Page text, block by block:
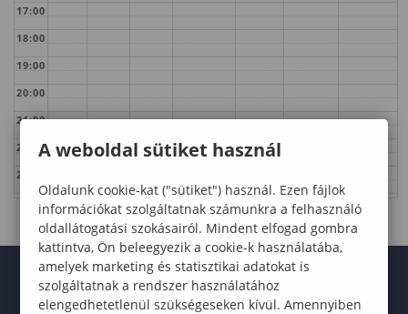
17:00
18:00
19:00
20:00
21:00
22:00
23:00
A weboldal sütiket használ
Oldalunk cookie-kat ("sütiket") használ. Ezen fájlok
információkat szolgáltatnak számunkra a felhasználó
oldallátogatási szokásairól. Mindent elfogad gombra
kattintva, Ön beleegyezik a cookie-k használatába,
amelyek marketing és statisztikai adatokat is
szolgáltatnak a rendszer használatához
elengedhetetlenül szükségeseken kívül. Amennyiben